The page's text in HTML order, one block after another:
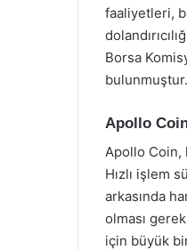
faaliyetleri,
Borsa
bulunmuştur.
Apollo
Apollo Coin,
Hızlı işlem
arkasında
olması
için büyük